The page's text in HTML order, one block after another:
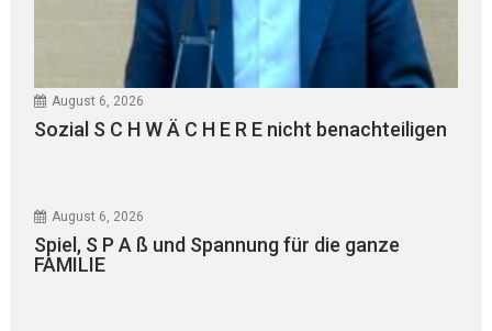
August 6, 2026
Sozial S C H W Ä C H E R E nicht benachteiligen
August 6, 2026
Spiel, S P A ß und Spannung für die ganze
FAMILIE